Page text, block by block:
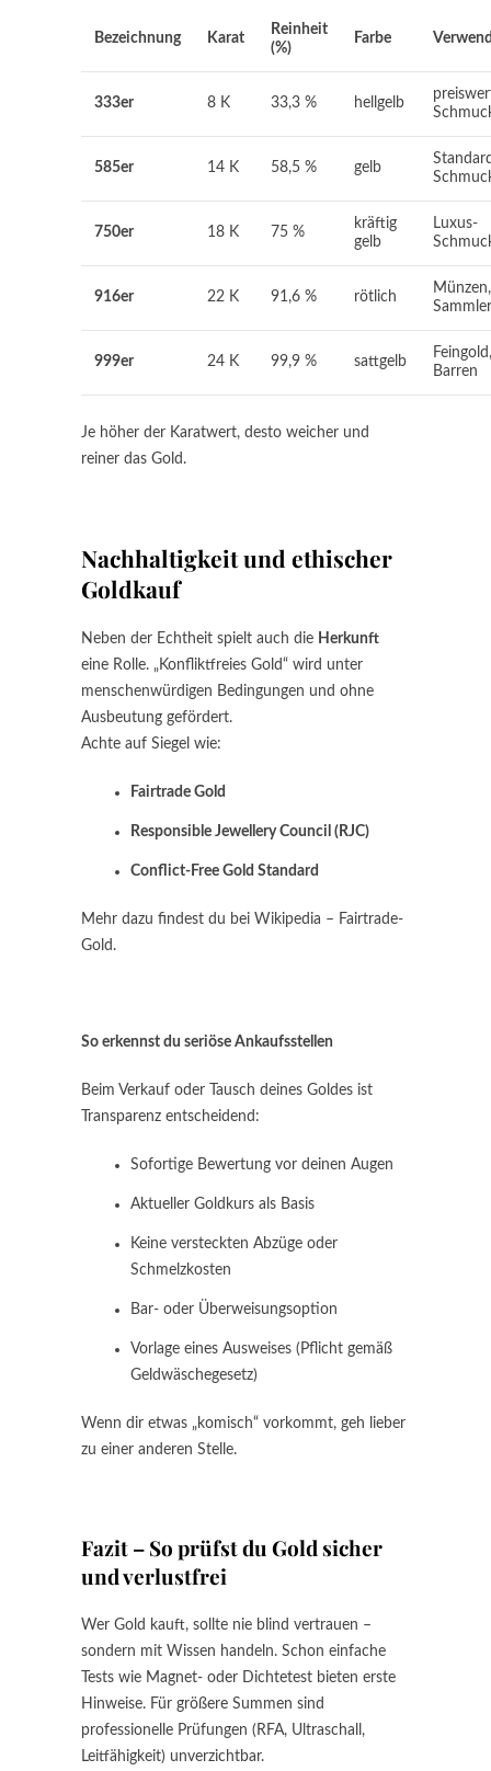
Bezeichnung Karat
Reinheit
(%)
Farbe
333er 8 K 33,3 % hellgelb
585er 14 K 58,5 % gelb
750er 18 K 75 %
kräftig
gelb
Luxus-
916er 22 K 91,6 % rötlich
Münzen,
Sammler
999er 24 K 99,9 % sattgelb
Feingold,
Barren
Je höher der Karatwert, desto weicher und
reiner das Gold.
Nachhaltigkeit und ethischer
Goldkauf
Neben der Echtheit spielt auch die Herkunft
eine Rolle. „Konfliktfreies Gold“ wird unter
menschenwürdigen Bedingungen und ohne
Ausbeutung gefördert.
Achte auf Siegel wie:
Fairtrade Gold
Responsible Jewellery Council (RJC)
Conflict-Free Gold Standard
Mehr dazu findest du bei Wikipedia – Fairtrade-
Gold.
So erkennst du seriöse Ankaufsstellen
Beim Verkauf oder Tausch deines Goldes ist
Transparenz entscheidend:
Sofortige Bewertung vor deinen Augen
Aktueller Goldkurs als Basis
Keine versteckten Abzüge oder
Schmelzkosten
Bar- oder Überweisungsoption
Vorlage eines Ausweises (Pflicht gemäß
Geldwäschegesetz)
Wenn dir etwas „komisch“ vorkommt, geh lieber
zu einer anderen Stelle.
Fazit – So prüfst du Gold sicher
und verlustfrei
Wer Gold kauft, sollte nie blind vertrauen –
sondern mit Wissen handeln. Schon einfache
Tests wie Magnet- oder Dichtetest bieten erste
Hinweise. Für größere Summen sind
professionelle Prüfungen (RFA, Ultraschall,
Leitfähigkeit) unverzichtbar.